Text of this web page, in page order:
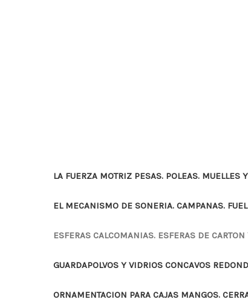
LA FUERZA MOTRIZ PESAS. POLEAS. MUELLES
EL MECANISMO DE SONERIA. CAMPANAS.
ESFERAS CALCOMANIAS. ESFERAS DE CARTON
GUARDAPOLVOS Y VIDRIOS CONCAVOS
ORNAMENTACION PARA CAJAS MANGOS.